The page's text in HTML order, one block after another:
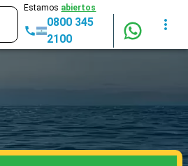
Estamos abiertos
0800 345
2100